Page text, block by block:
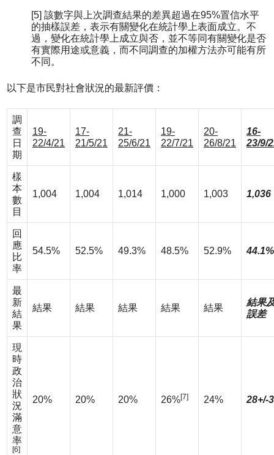
[5] 該數字與上次調查結果的差異超過在95%置信水平
的抽樣誤差，表示有關變化在統計學上表面成立。不
過，變化在統計學上成立與否，並不等同有關變化是否
有實際用途或意義，而不同調查的加權方法亦可能有所
不同。
以下是市民對社會狀況的最新評價：
調
查
日
期
19-
22/4/21
17-
21/5/21
21-
25/6/21
19-
22/7/21
20-
26/8/21
16-
23/9/
樣
本
數
目
1,004 1,004 1,014 1,000 1,003 1,036
回
應
比
率
54.5% 52.5% 49.3% 48.5% 52.9% 44.1%
最
新
結
果
結果 結果 結果 結果 結果
結果
誤差
現
時
政
治
狀
況
滿
意
率
[6]
20% 20% 20% 26%[7] 24% 28+/-